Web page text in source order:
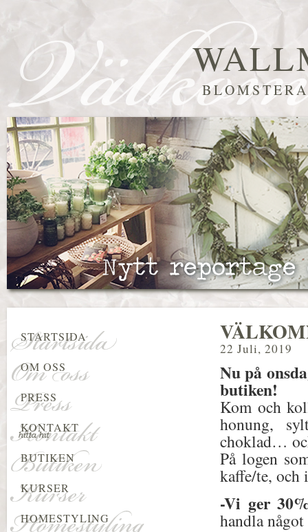
22 Juli, 2019
Nu på
butiken!
Kom och
honung,
choklad…
På logen
kaffe/te, och
-Vi ger
handla
STARTSIDA
OM OSS
PRESS
KONTAKT
BUTIKEN
KURSER
HOMESTYLING